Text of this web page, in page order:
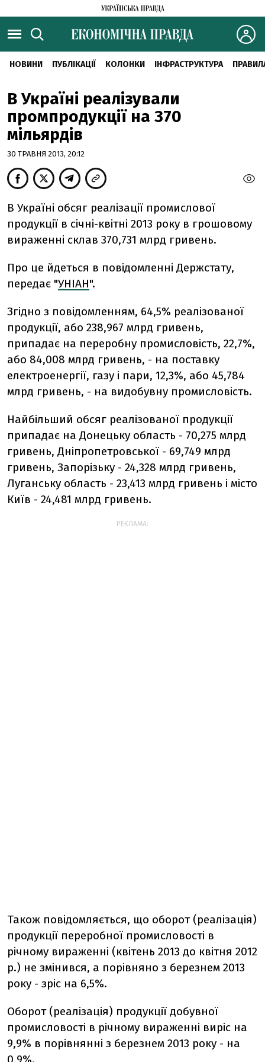
НОВИНИ ПУБЛІКАЦІЇ КОЛОНКИ ІНФРАСТРУКТУРА
В Україні реалізували
промпродукції на 370
мільярдів
30 ТРАВНЯ 2013, 20:12
В Україні обсяг реалізації промислової
продукції в січні-квітні 2013 року в грошовому
вираженні склав 370,731 млрд гривень.
Про це йдеться в повідомленні Держстату,
передає "УНІАН".
Згідно з повідомленням, 64,5% реалізованої
продукції, або 238,967 млрд гривень,
припадає на переробну промисловість, 22,7%,
або 84,008 млрд гривень, - на поставку
електроенергії, газу і пари, 12,3%, або 45,784
млрд гривень, - на видобувну промисловість.
Найбільший обсяг реалізованої продукції
припадає на Донецьку область - 70,275 млрд
гривень, Дніпропетровської - 69,749 млрд
гривень, Запорізьку - 24,328 млрд гривень,
Луганську область - 23,413 млрд гривень і місто
Київ - 24,481 млрд гривень.
РЕКЛАМА:
Також повідомляється, що оборот (реалізація)
продукції переробної промисловості в
річному вираженні (квітень 2013 до квітня 2012
р.) не змінився, а порівняно з березнем 2013
року - зріс на 6,5%.
Оборот (реалізація) продукції добувної
промисловості в річному вираженні виріс на
9,9% в порівнянні з березнем 2013 року - на